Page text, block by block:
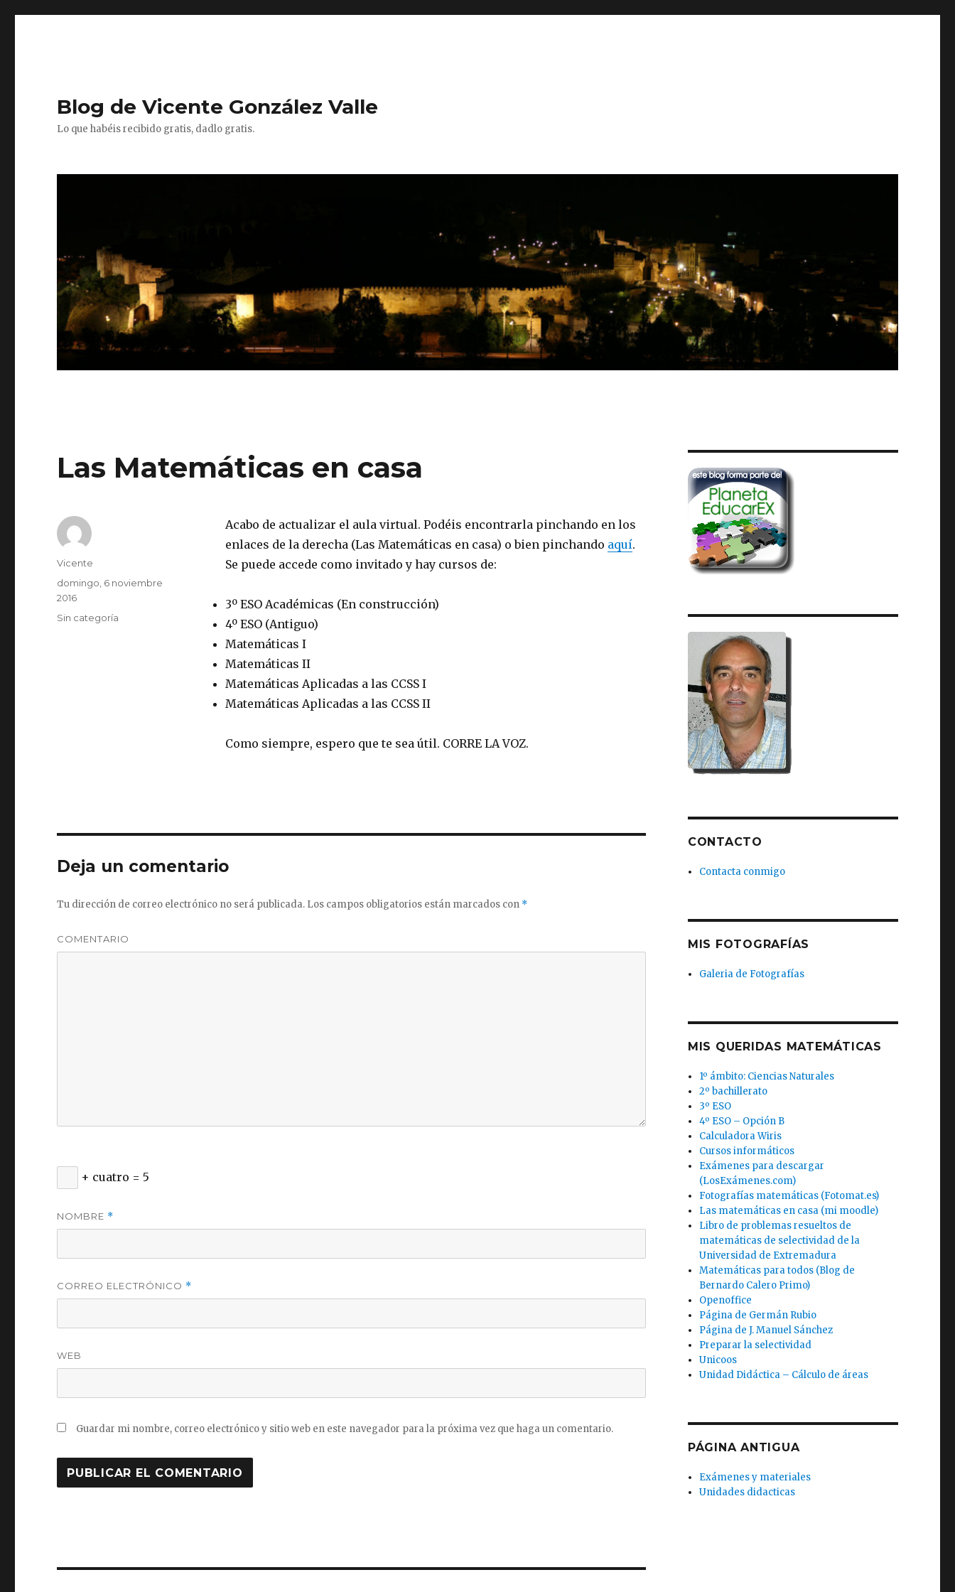
Blog de Vicente González Valle
Lo que habéis recibido gratis, dadlo gratis.
Las Matemáticas en casa
Acabo de actualizar el aula virtual. Podéis encontrarla pinchando en los
enlaces de la derecha (Las Matemáticas en casa) o bien pinchando aquí.
Se puede accede como invitado y hay cursos de:
3º ESO Académicas (En construcción)
4º ESO (Antiguo)
Matemáticas I
Matemáticas II
Matemáticas Aplicadas a las CCSS I
Matemáticas Aplicadas a las CCSS II
Como siempre, espero que te sea útil. CORRE LA VOZ.
Autor
Vicente
Publicado
el
domingo, 6 noviembre
2016
Categorías
Sin categoría
Deja un comentario
Tu dirección de correo electrónico no será publicada. Los campos obligatorios están marcados con *
COMENTARIO
+ cuatro = 5
NOMBRE *
CORREO ELECTRÓNICO *
WEB
Guardar mi nombre, correo electrónico y sitio web en este navegador para la próxima vez que haga un comentario.
CONTACTO
Contacta conmigo
MIS FOTOGRAFÍAS
Galeria de Fotografías
MIS QUERIDAS MATEMÁTICAS
1º ámbito: Ciencias Naturales
2º bachillerato
3º ESO
4º ESO – Opción B
Calculadora Wiris
Cursos informáticos
Exámenes para descargar
(LosExámenes.com)
Fotografías matemáticas (Fotomat.es)
Las matemáticas en casa (mi moodle)
Libro de problemas resueltos de
matemáticas de selectividad de la
Universidad de Extremadura
Matemáticas para todos (Blog de
Bernardo Calero Primo)
Openoffice
Página de Germán Rubio
Página de J. Manuel Sánchez
Preparar la selectividad
Unicoos
Unidad Didáctica – Cálculo de áreas
PÁGINA ANTIGUA
Exámenes y materiales
Unidades didacticas